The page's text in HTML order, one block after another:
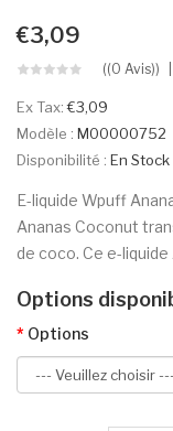
€3,09
((0 Avis))
Ex Tax:€3,09
Modèle : M00000752
Disponibilité : En Stock
E-liquide Wpuff
Ananas Coconut
de coco. Ce e-liquide
Options
Options